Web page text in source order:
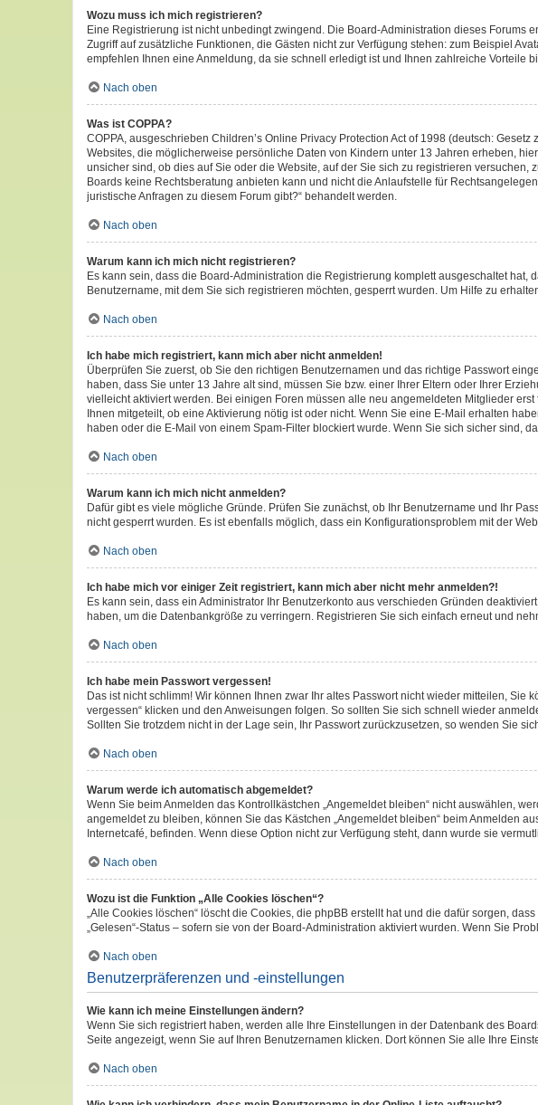
Wozu muss ich mich registrieren?
Eine Registrierung ist nicht unbedingt zwingend. Die Board-Administration dieses Forums
Zugriff auf zusätzliche Funktionen, die Gästen nicht zur Verfügung stehen: zum Beispiel
empfehlen Ihnen eine Anmeldung, da sie schnell erledigt ist und Ihnen zahlreiche Vorteile
Nach oben
Was ist COPPA?
COPPA, ausgeschrieben Children’s Online Privacy Protection Act of 1998 (deutsch:
Websites, die möglicherweise persönliche Daten von Kindern unter 13 Jahren erheben,
unsicher sind, ob dies auf Sie oder die Website, auf der Sie sich zu registrieren
Boards keine Rechtsberatung anbieten kann und nicht die Anlaufstelle für
juristische Anfragen zu diesem Forum gibt?“ behandelt werden.
Nach oben
Warum kann ich mich nicht registrieren?
Es kann sein, dass die Board-Administration die Registrierung komplett ausgeschaltet
Benutzername, mit dem Sie sich registrieren möchten, gesperrt wurden. Um Hilfe zu
Nach oben
Ich habe mich registriert, kann mich aber nicht anmelden!
Überprüfen Sie zuerst, ob Sie den richtigen Benutzernamen und das richtige Passwort
haben, dass Sie unter 13 Jahre alt sind, müssen Sie bzw. einer Ihrer Eltern oder Ihrer
vielleicht aktiviert werden. Bei einigen Foren müssen alle neu angemeldeten Mitglieder
Ihnen mitgeteilt, ob eine Aktivierung nötig ist oder nicht. Wenn Sie eine E-Mail erhalten
haben oder die E-Mail von einem Spam-Filter blockiert wurde. Wenn Sie sich sicher sind,
Nach oben
Warum kann ich mich nicht anmelden?
Dafür gibt es viele mögliche Gründe. Prüfen Sie zunächst, ob Ihr Benutzername und Ihr
nicht gesperrt wurden. Es ist ebenfalls möglich, dass ein Konfigurationsproblem mit der
Nach oben
Ich habe mich vor einiger Zeit registriert, kann mich aber nicht mehr anmelden?!
Es kann sein, dass ein Administrator Ihr Benutzerkonto aus verschieden Gründen
haben, um die Datenbankgröße zu verringern. Registrieren Sie sich einfach erneut und
Nach oben
Ich habe mein Passwort vergessen!
Das ist nicht schlimm! Wir können Ihnen zwar Ihr altes Passwort nicht wieder mitteilen,
vergessen“ klicken und den Anweisungen folgen. So sollten Sie sich schnell wieder
Sollten Sie trotzdem nicht in der Lage sein, Ihr Passwort zurückzusetzen, so wenden Sie
Nach oben
Warum werde ich automatisch abgemeldet?
Wenn Sie beim Anmelden das Kontrollkästchen „Angemeldet bleiben“ nicht auswählen,
angemeldet zu bleiben, können Sie das Kästchen „Angemeldet bleiben“ beim Anmelden
Internetcafé, befinden. Wenn diese Option nicht zur Verfügung steht, dann wurde sie
Nach oben
Wozu ist die Funktion „Alle Cookies löschen“?
„Alle Cookies löschen“ löscht die Cookies, die phpBB erstellt hat und die dafür sorgen,
„Gelesen“-Status – sofern sie von der Board-Administration aktiviert wurden. Wenn Sie
Nach oben
Benutzerpräferenzen und -einstellungen
Wie kann ich meine Einstellungen ändern?
Wenn Sie sich registriert haben, werden alle Ihre Einstellungen in der Datenbank des
Seite angezeigt, wenn Sie auf Ihren Benutzernamen klicken. Dort können Sie alle Ihre
Nach oben